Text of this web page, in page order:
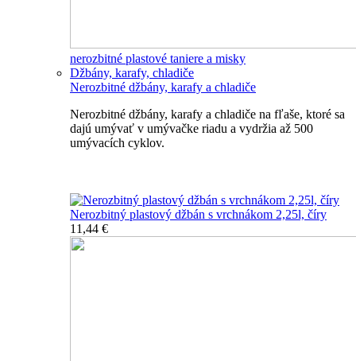
nerozbitné plastové taniere a misky
Džbány, karafy, chladiče
Nerozbitné džbány, karafy a chladiče
Nerozbitné džbány, karafy a chladiče na fľaše, ktoré sa
dajú umývať v umývačke riadu a vydržia až 500
umývacích cyklov.
Nerozbitný plastový džbán s vrchnákom 2,25l, číry
11,44 €